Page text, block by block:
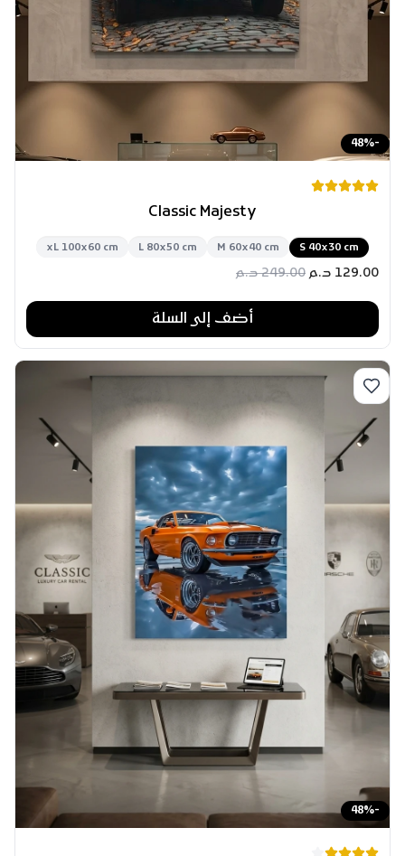
-
48%
Classic Majesty
S 40x30 cm
M 60x40 cm
L 80x50 cm
xL 100x60 cm
129.00 د.م 249.00 د.م
أضف إلى السلة
-
48%